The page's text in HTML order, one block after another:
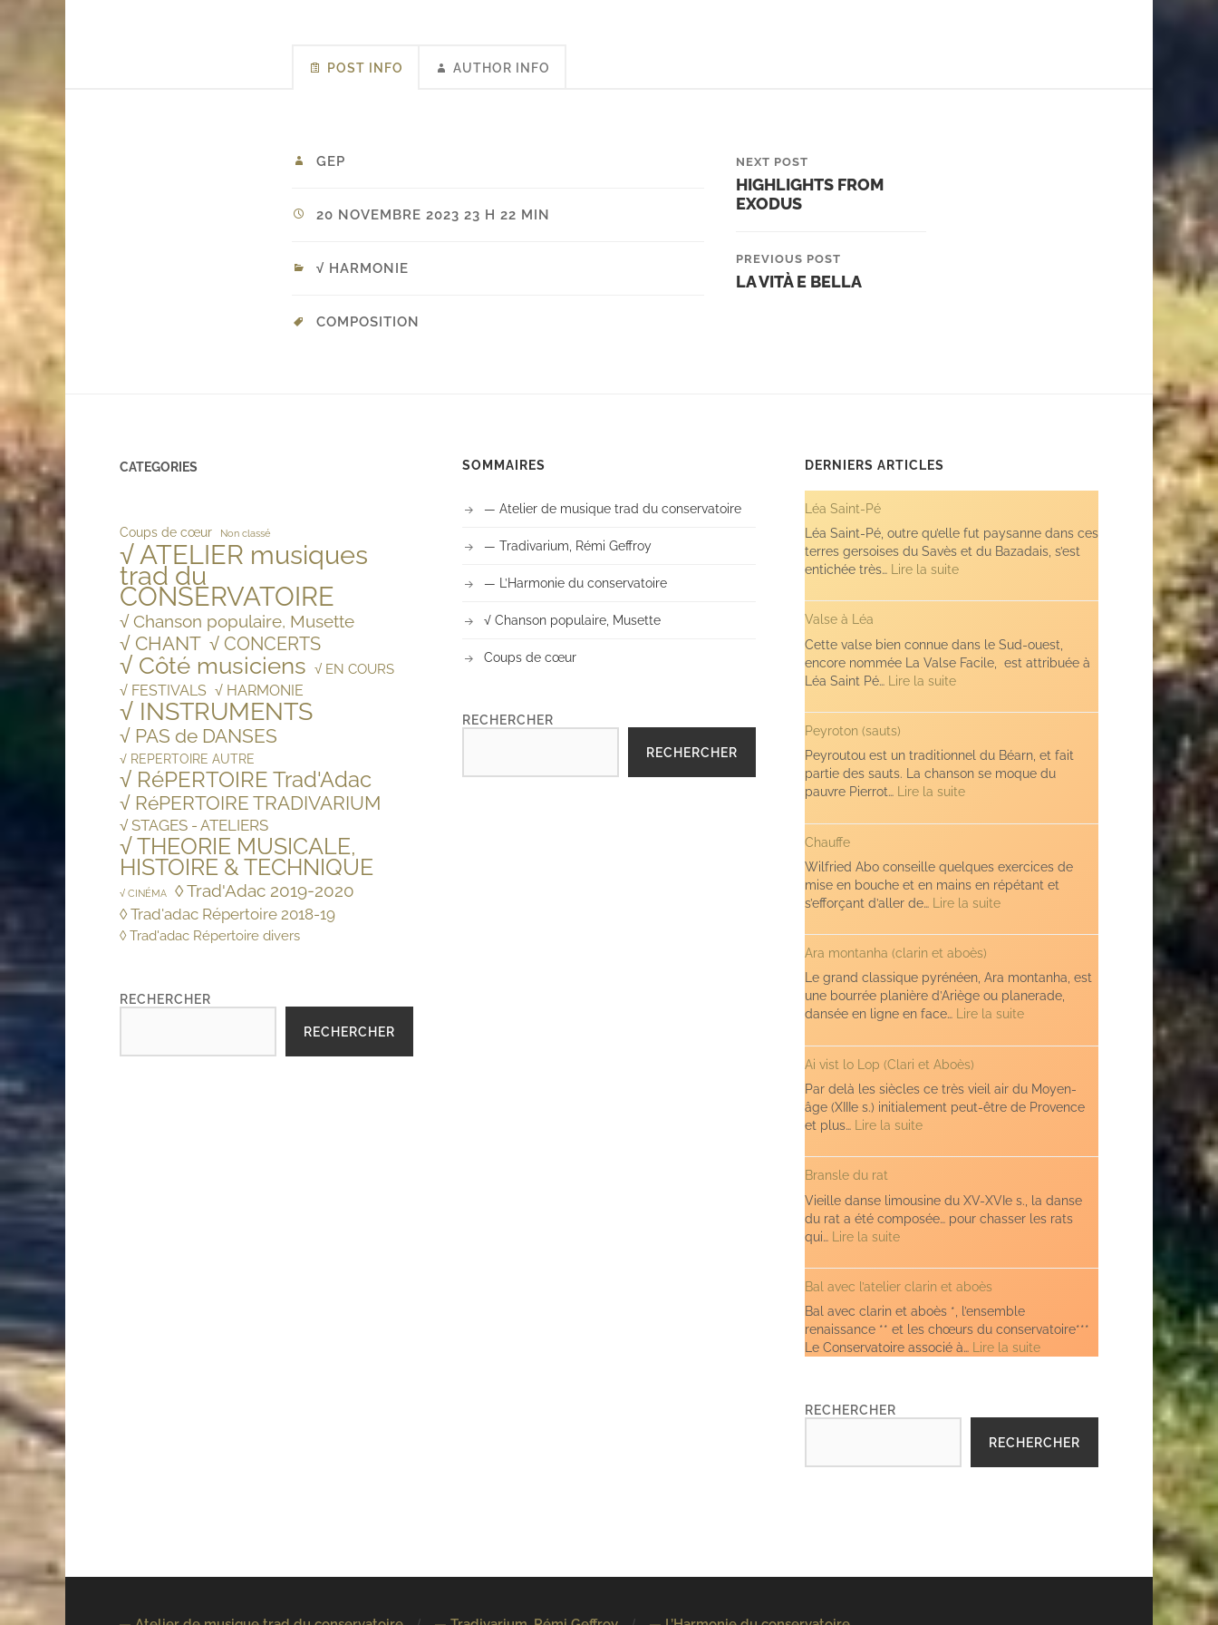
POST INFO AUTHOR INFO
GEP
20 NOVEMBRE 2023 23 H 22 MIN
√ HARMONIE
COMPOSITION
NEXT POST
HIGHLIGHTS FROM
EXODUS
PREVIOUS POST
LA VITÀ E BELLA
CATEGORIES
Coups de cœur Non classé
√ ATELIER musiques
trad du
CONSERVATOIRE
√ Chanson populaire, Musette
√ CHANT √ CONCERTS
√ Côté musiciens √ EN COURS
√ FESTIVALS √ HARMONIE
√ INSTRUMENTS
√ PAS de DANSES
√ REPERTOIRE AUTRE
√ RéPERTOIRE Trad'Adac
√ RéPERTOIRE TRADIVARIUM
√ STAGES - ATELIERS
√ THEORIE MUSICALE,
HISTOIRE & TECHNIQUE
√ CINÉMA ◊ Trad'Adac 2019-2020
◊ Trad'adac Répertoire 2018-19
◊ Trad'adac Répertoire divers
RECHERCHER
RECHERCHER
SOMMAIRES
— Atelier de musique trad du conservatoire
— Tradivarium, Rémi Geffroy
— L’Harmonie du conservatoire
√ Chanson populaire, Musette
Coups de cœur
RECHERCHER
RECHERCHER
DERNIERS ARTICLES
Léa Saint-Pé
Léa Saint-Pé, outre qu’elle fut paysanne dans ces
terres gersoises du Savès et du Bazadais, s’est
entichée très… Lire la suite:
Saint-
Valse à Léa
Cette valse bien connue dans le Sud-ouest,
encore nommée La Valse Facile, est attribuée à
Léa Saint Pé… Lire la suite:
à
Peyroton (sauts)
Peyroutou est un traditionnel du Béarn, et fait
partie des sauts. La chanson se moque du
pauvre Pierrot… Lire la suite:
(sauts)
Chauffe
Wilfried Abo conseille quelques exercices de
mise en bouche et en mains en répétant et
s’efforçant d’aller de… Lire la suite:
Ara montanha (clarin et aboès)
Le grand classique pyrénéen, Ara montanha, est
une bourrée planière d’Ariège ou planerade,
dansée en ligne en face… Lire la suite:
montanha
et
aboès)
Ai vist lo Lop (Clari et Aboès)
Par delà les siècles ce très vieil air du Moyen-
âge (XIIIe s.) initialement peut-être de Provence
et plus… Lire la suite:
vist
Lop
(Clari
Bransle du rat
Vieille danse limousine du XV-XVIe s., la danse
du rat a été composée… pour chasser les rats
qui… Lire la suite:
du
rat
Bal avec l’atelier clarin et aboès
Bal avec clarin et aboès *, l’ensemble
renaissance ** et les chœurs du conservatoire***
Le Conservatoire associé à… Lire la suite:
clarin
et
RECHERCHER
RECHERCHER